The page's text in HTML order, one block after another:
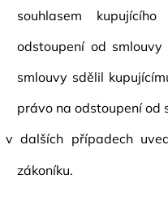
souhlasem
odstoupení od
smlouvy sdělil
právo na odstoupení od
v dalších případech
zákoníku.